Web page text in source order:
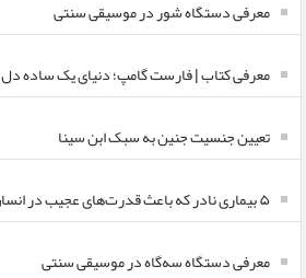
معرفی دستگاه شور در موسیقی سنتی
معرفی کتاب | فارست گامپ؛ دنیای یک ساده دل
تعیین جنسیت جنین به سبک ابن سینا
۵ بیماری نادر که باعث قدرت‌های عجیب در انسان می‌شود!
معرفی دستگاه سه‌گاه در موسیقی سنتی